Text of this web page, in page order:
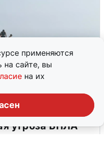
применяются
на сайте, вы
на их
угроза БПЛА